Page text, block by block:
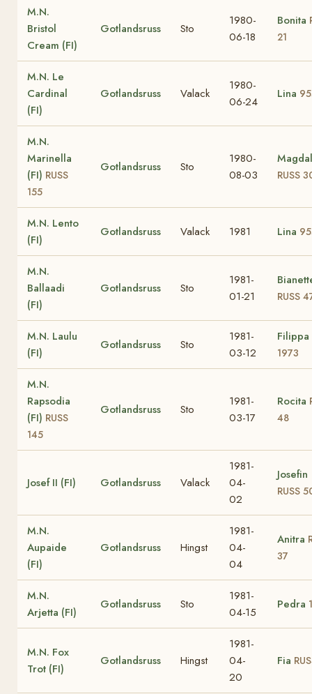
M.N.
Bristol
Cream (FI)
Gotlandsruss Sto
1980-
06-18
Bonita
21
M.N. Le
Cardinal
(FI)
Gotlandsruss Valack
1980-
06-24
Lina
M.N.
Marinella
(FI) RUSS
155
Gotlandsruss Sto
1980-
08-03
RUSS
M.N. Lento
(FI)
Gotlandsruss Valack 1981 Lina
M.N.
Ballaadi
(FI)
Gotlandsruss Sto
1981-
01-21
RUSS
M.N. Laulu
(FI)
Gotlandsruss Sto
1981-
03-12
Filippa
1973
M.N.
Rapsodia
(FI) RUSS
145
Gotlandsruss Sto
1981-
03-17
Rocita
48
Josef II (FI) Gotlandsruss Valack
1981-
04-
02
Josefin
RUSS
M.N.
Aupaide
(FI)
Gotlandsruss Hingst
1981-
04-
04
Anitra
37
M.N.
Arjetta (FI)
Gotlandsruss Sto
1981-
04-15
Pedra
M.N. Fox
Trot (FI)
Gotlandsruss Hingst
1981-
04-
20
Fia